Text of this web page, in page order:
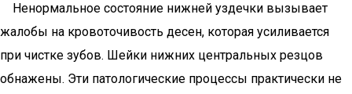
Ненормальное состояние нижней уздечки вызывает
жалобы на кровоточивость десен, которая усиливается
при чистке зубов. Шейки нижних центральных резцов
обнажены. Эти патологические процессы практически не